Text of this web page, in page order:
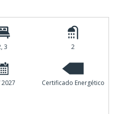
3 2
2027 Certificado Energético